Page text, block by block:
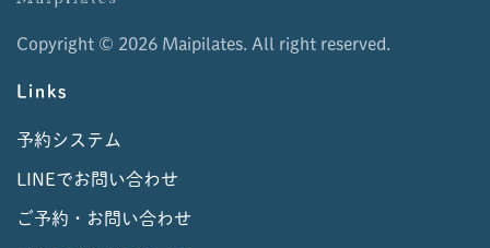
Copyright © 2026 Maipilates. All right reserved.
Links
予約システム
LINEでお問い合わせ
ご予約・お問い合わせ